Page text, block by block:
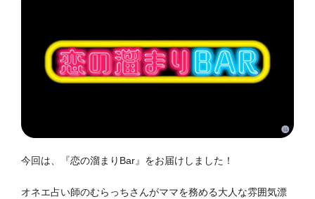
今回は、『恋の溜まりBar』をお届けしました！
オネエ占い師のむらっちさんがママを務める大人な雰囲気漂